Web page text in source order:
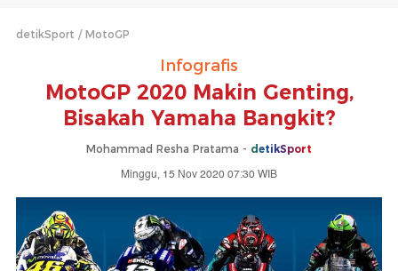
detikSport MotoGP
Infografis
MotoGP 2020 Makin Genting,
Bisakah Yamaha Bangkit?
Mohammad Resha Pratama - detikSport
Minggu, 15 Nov 2020 07:30 WIB